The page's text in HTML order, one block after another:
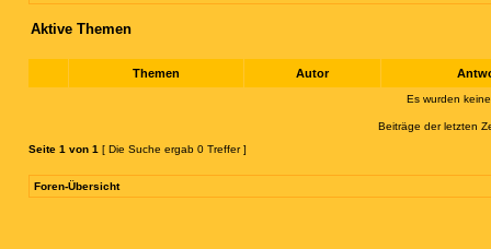
Aktive Themen
Themen Autor
Es wurden
Beiträge der letzten
Seite 1 von 1 [ Die Suche ergab 0 Treffer ]
Foren-Übersicht